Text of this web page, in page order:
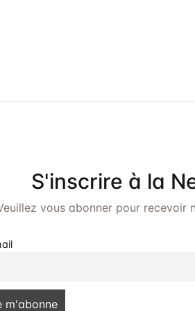
S'inscrire à la
vous abonner pour recevoir